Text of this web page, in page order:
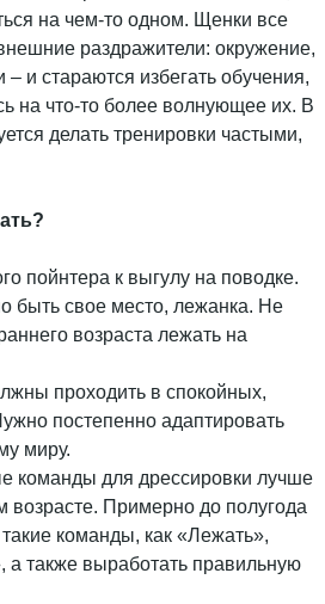
на чем-то одном. Щенки все
раздражители: окружение,
– и стараются избегать обучения,
на что-то более волнующее их. В
делать тренировки частыми,
пойнтера к выгулу на поводке.
быть свое место, лежанка. Не
возраста лежать на
проходить в спокойных,
постепенно адаптировать
миру.
команды для дрессировки лучше
возрасте. Примерно до полугода
команды, как «Лежать»,
а также выработать правильную